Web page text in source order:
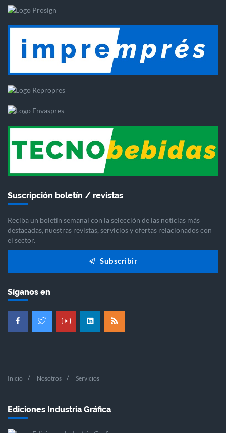
Suscripción boletín / revistas
Reciba un boletín semanal con la selección de las noticias más
destacadas, nuestras revistas, servicios y ofertas relacionados con
el sector.
Subscribir
Síganos en
Inicio Nosotros Servicios
Ediciones Industria Gráfica